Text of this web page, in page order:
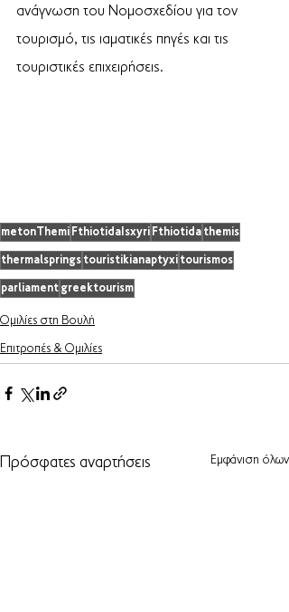
ανάγνωση του Νομοσχεδίου για τον
τουρισμό, τις ιαματικές πηγές και τις
τουριστικές επιχειρήσεις.
metonThemi FthiotidaIsxyri Fthiotida themis
thermalsprings touristikianaptyxi tourismos
parliament greektourism
Ομιλίες στη Βουλή
Επιτροπές & Ομιλίες
Πρόσφατες αναρτήσεις Εμφάνιση όλων